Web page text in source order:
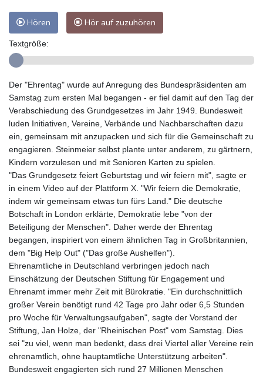
Hören Hör auf zuzuhören
Textgröße:
Der "Ehrentag" wurde auf Anregung des Bundespräsidenten am
Samstag zum ersten Mal begangen - er fiel damit auf den Tag der
Verabschiedung des Grundgesetzes im Jahr 1949. Bundesweit
luden Initiativen, Vereine, Verbände und Nachbarschaften dazu
ein, gemeinsam mit anzupacken und sich für die Gemeinschaft zu
engagieren. Steinmeier selbst plante unter anderem, zu gärtnern,
Kindern vorzulesen und mit Senioren Karten zu spielen.
"Das Grundgesetz feiert Geburtstag und wir feiern mit", sagte er
in einem Video auf der Plattform X. "Wir feiern die Demokratie,
indem wir gemeinsam etwas tun fürs Land." Die deutsche
Botschaft in London erklärte, Demokratie lebe "von der
Beteiligung der Menschen". Daher werde der Ehrentag
begangen, inspiriert von einem ähnlichen Tag in Großbritannien,
dem "Big Help Out" ("Das große Aushelfen").
Ehrenamtliche in Deutschland verbringen jedoch nach
Einschätzung der Deutschen Stiftung für Engagement und
Ehrenamt immer mehr Zeit mit Bürokratie. "Ein durchschnittlich
großer Verein benötigt rund 42 Tage pro Jahr oder 6,5 Stunden
pro Woche für Verwaltungsaufgaben", sagte der Vorstand der
Stiftung, Jan Holze, der "Rheinischen Post" vom Samstag. Dies
sei "zu viel, wenn man bedenkt, dass drei Viertel aller Vereine rein
ehrenamtlich, ohne hauptamtliche Unterstützung arbeiten".
Bundesweit engagierten sich rund 27 Millionen Menschen